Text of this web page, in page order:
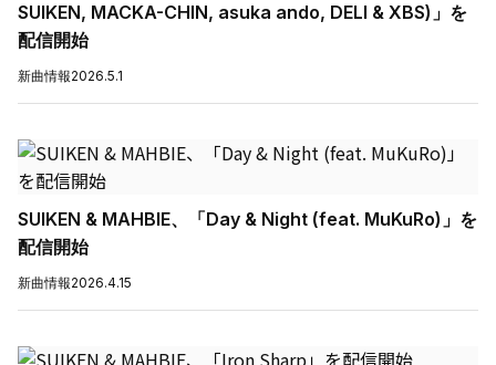
SUIKEN, MACKA-CHIN, asuka ando, DELI & XBS)」を
配信開始
新曲情報2026.5.1
SUIKEN & MAHBIE、「Day & Night (feat. MuKuRo)」を
配信開始
新曲情報2026.4.15